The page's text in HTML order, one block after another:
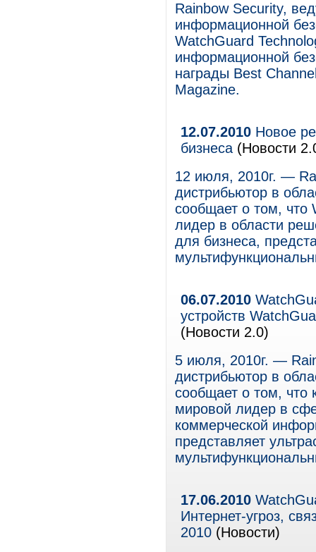
Rainbow Security,
информационной
WatchGuard
информационной
награды Best
Magazine.
12.07.2010 Новое
бизнеса (Новости
12 июля, 2010г. —
дистрибьютор в
сообщает о том, что
лидер в области
для бизнеса,
06.07.2010
устройств
(Новости 2.0)
5 июля, 2010г. —
дистрибьютор в
сообщает о том, что
мировой лидер в
коммерческой
представляет
17.06.2010
Интернет-угроз,
2010 (Новости)